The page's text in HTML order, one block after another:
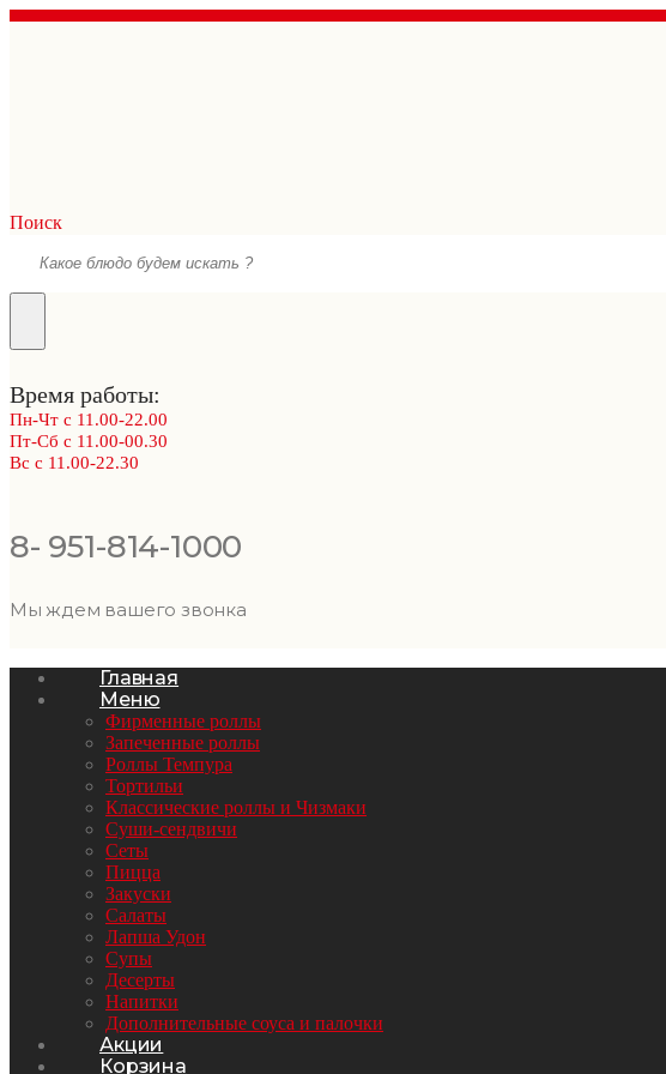
Поиск
Время работы:
Пн-Чт с 11.00-22.00
Пт-Сб с 11.00-00.30
Вс с 11.00-22.30
8- 951-814-1000
Мы ждем вашего звонка
Главная
Меню
Фирменные роллы
Запеченные роллы
Роллы Темпура
Тортильи
Классические роллы и Чизмаки
Суши-сендвичи
Сеты
Пицца
Закуски
Салаты
Лапша Удон
Супы
Десерты
Напитки
Дополнительные соуса и палочки
Акции
Корзина